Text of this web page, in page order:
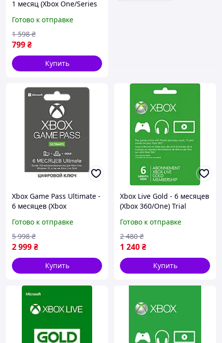
1 месяц (Xbox One/Series
подписка для всех
регионов и стран
Готово к отправке
799₴
1 598 ₴
Купить
Xbox Game Pass Ultimate -
6 месяцев (Xbox
Trial подписка для всех
регионов и стран
Готово к отправке
2 999₴
5 998 ₴
Купить
Xbox Live Gold - 6 месяцев
(Xbox 360/One) Trial
регионов и стран
Готово к отправке
1 240₴
2 480 ₴
Купить